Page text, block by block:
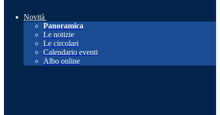
Novità
Panoramica
Le notizie
Le circolari
Calendario eventi
Albo online